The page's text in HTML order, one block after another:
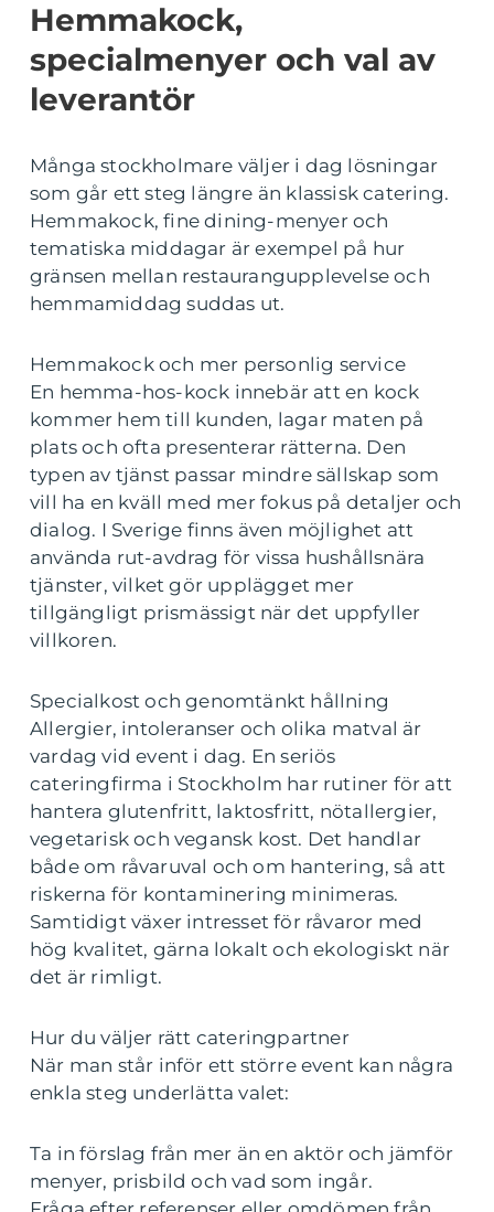
Hemmakock,
specialmenyer och val av
leverantör
Många stockholmare väljer i dag lösningar
som går ett steg längre än klassisk catering.
Hemmakock, fine dining-menyer och
tematiska middagar är exempel på hur
gränsen mellan restaurangupplevelse och
hemmamiddag suddas ut.
Hemmakock och mer personlig service
En hemma-hos-kock innebär att en kock
kommer hem till kunden, lagar maten på
plats och ofta presenterar rätterna. Den
typen av tjänst passar mindre sällskap som
vill ha en kväll med mer fokus på detaljer och
dialog. I Sverige finns även möjlighet att
använda rut-avdrag för vissa hushållsnära
tjänster, vilket gör upplägget mer
tillgängligt prismässigt när det uppfyller
villkoren.
Specialkost och genomtänkt hållning
Allergier, intoleranser och olika matval är
vardag vid event i dag. En seriös
cateringfirma i Stockholm har rutiner för att
hantera glutenfritt, laktosfritt, nötallergier,
vegetarisk och vegansk kost. Det handlar
både om råvaruval och om hantering, så att
riskerna för kontaminering minimeras.
Samtidigt växer intresset för råvaror med
hög kvalitet, gärna lokalt och ekologiskt när
det är rimligt.
Hur du väljer rätt cateringpartner
När man står inför ett större event kan några
enkla steg underlätta valet:
Ta in förslag från mer än en aktör och jämför
menyer, prisbild och vad som ingår.